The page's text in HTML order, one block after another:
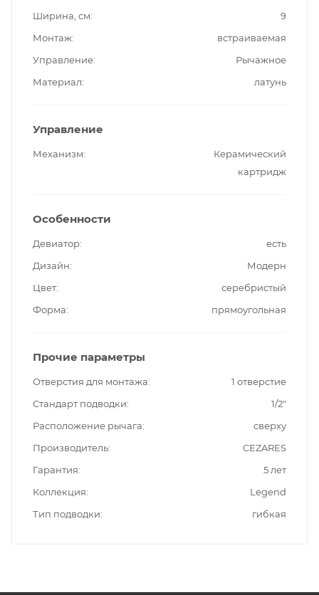
Ширина, см
9
Монтаж
встраиваемая
Управление
Рычажное
Материал
латунь
Управление
Механизм
Керамический
картридж
Особенности
Девиатор
есть
Дизайн
Модерн
Цвет
серебристый
Форма
прямоугольная
Прочие параметры
Отверстия для монтажа
1 отверстие
Стандарт подводки
1/2"
Расположение рычага
сверху
Производитель
CEZARES
Гарантия
5 лет
Коллекция
Legend
Тип подводки
гибкая